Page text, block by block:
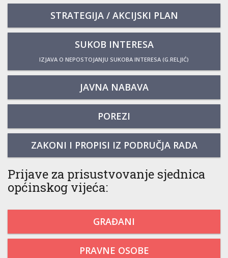
STRATEGIJA / AKCIJSKI PLAN
SUKOB INTERESA
IZJAVA O NEPOSTOJANJU SUKOBA INTERESA (G.RELJIĆ)
JAVNA NABAVA
POREZI
ZAKONI I PROPISI IZ PODRUČJA RADA
Prijave za prisustvovanje sjednica
općinskog vijeća:
GRAĐANI
PRAVNE OSOBE